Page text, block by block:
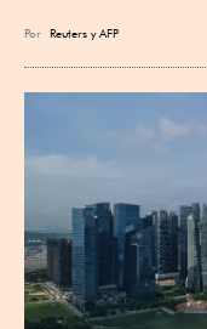
Por Reuters yAFP